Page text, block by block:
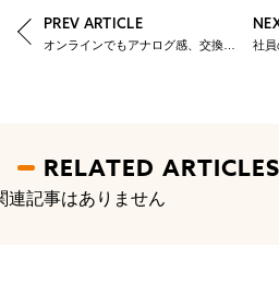
PREV ARTICLE
RELATED ARTICLES
連記事はありません